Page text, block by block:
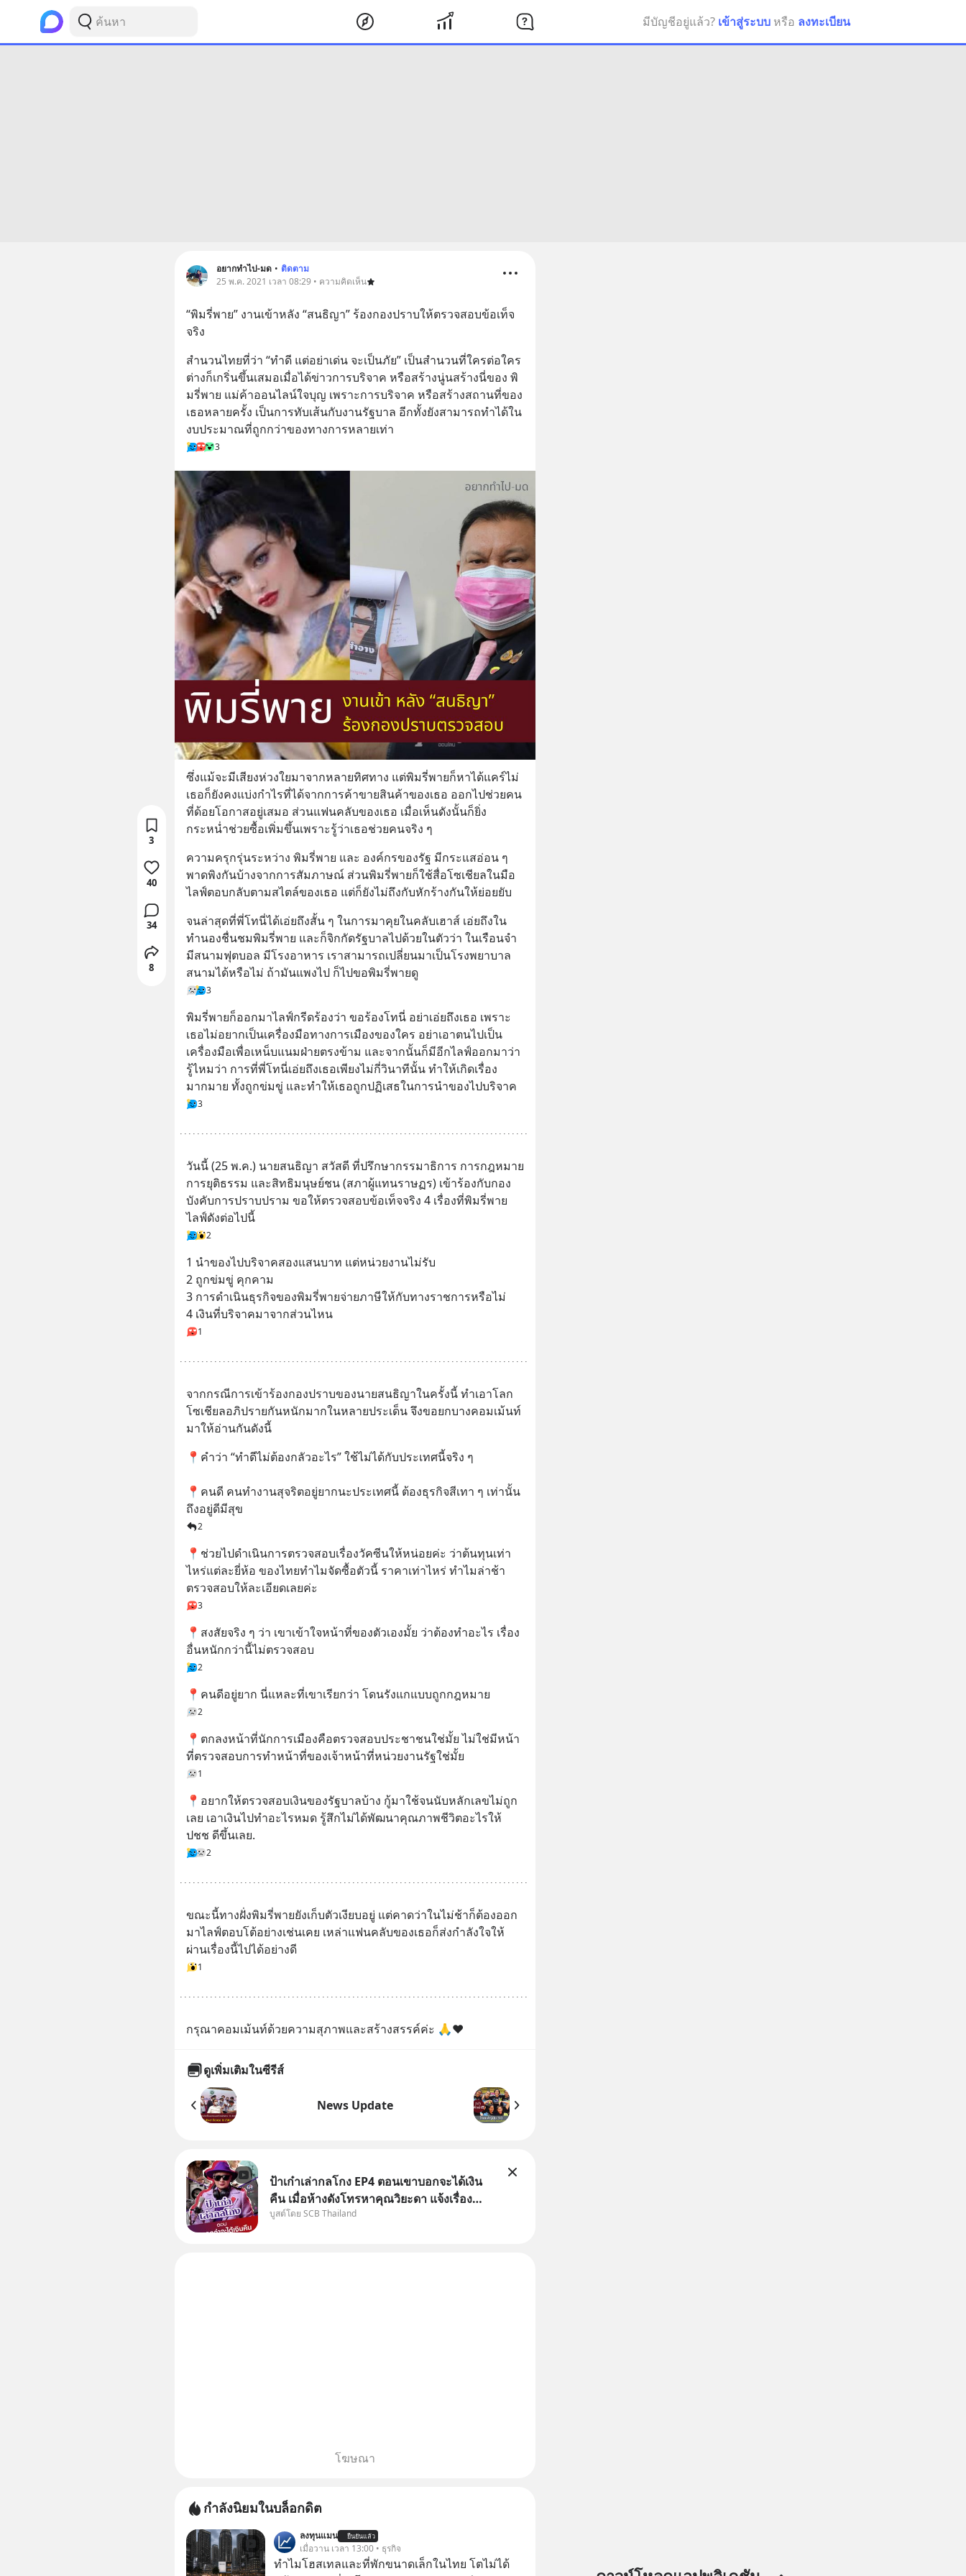
มีบัญชีอยู่แล้ว? เข้าสู่ระบบ หรือ ลงทะเบียน
อยากทำไป-มด • ติดตาม
25 พ.ค. 2021 เวลา 08:29 • ความคิดเห็น
“พิมรี่พาย” งานเข้าหลัง “สนธิญา” ร้องกองปราบให้ตรวจสอบข้อเท็จ
จริง
สำนวนไทยที่ว่า “ทำดี แต่อย่าเด่น จะเป็นภัย” เป็นสำนวนที่ใครต่อใคร
ต่างก็เกริ่นขึ้นเสมอเมื่อได้ข่าวการบริจาค หรือสร้างนู่นสร้างนี่ของ พิ
มรี่พาย แม่ค้าออนไลน์ใจบุญ เพราะการบริจาค หรือสร้างสถานที่ของ
เธอหลายครั้ง เป็นการทับเส้นกับงานรัฐบาล อีกทั้งยังสามารถทำได้ใน
งบประมาณที่ถูกกว่าของทางการหลายเท่า
3
ซึ่งแม้จะมีเสียงห่วงใยมาจากหลายทิศทาง แต่พิมรี่พายก็หาได้แคร์ไม่
เธอก็ยังคงแบ่งกำไรที่ได้จากการค้าขายสินค้าของเธอ ออกไปช่วยคน
ที่ด้อยโอกาสอยู่เสมอ ส่วนแฟนคลับของเธอ เมื่อเห็นดังนั้นก็ยิ่ง
กระหน่ำช่วยซื้อเพิ่มขึ้นเพราะรู้ว่าเธอช่วยคนจริง ๆ
ความครุกรุ่นระหว่าง พิมรี่พาย และ องค์กรของรัฐ มีกระแสอ่อน ๆ
พาดพิงกันบ้างจากการสัมภาษณ์ ส่วนพิมรี่พายก็ใช้สื่อโซเชียลในมือ
ไลฟ์ตอบกลับตามสไตล์ของเธอ แต่ก็ยังไม่ถึงกับหักร้างกันให้ย่อยยับ
จนล่าสุดที่พี่โทนี่ได้เอ่ยถึงสั้น ๆ ในการมาคุยในคลับเฮาส์ เอ่ยถึงใน
ทำนองชื่นชมพิมรี่พาย และก็จิกกัดรัฐบาลไปด้วยในตัวว่า ในเรือนจำ
มีสนามฟุตบอล มีโรงอาหาร เราสามารถเปลี่ยนมาเป็นโรงพยาบาล
สนามได้หรือไม่ ถ้ามันแพงไป ก็ไปขอพิมรี่พายดู
3
พิมรี่พายก็ออกมาไลฟ์กรีดร้องว่า ขอร้องโทนี่ อย่าเอ่ยถึงเธอ เพราะ
เธอไม่อยากเป็นเครื่องมือทางการเมืองของใคร อย่าเอาตนไปเป็น
เครื่องมือเพื่อเหน็บแนมฝ่ายตรงข้าม และจากนั้นก็มีอีกไลฟ์ออกมาว่า
รู้ไหมว่า การที่พี่โทนี่เอ่ยถึงเธอเพียงไม่กี่วินาทีนั้น ทำให้เกิดเรื่อง
มากมาย ทั้งถูกข่มขู่ และทำให้เธอถูกปฏิเสธในการนำของไปบริจาค
3
วันนี้ (25 พ.ค.) นายสนธิญา สวัสดี ที่ปรึกษากรรมาธิการ การกฎหมาย
การยุติธรรม และสิทธิมนุษย์ชน (สภาผู้แทนราษฏร) เข้าร้องกับกอง
บังคับการปราบปราม ขอให้ตรวจสอบข้อเท็จจริง 4 เรื่องที่พิมรี่พาย
ไลฟ์ดังต่อไปนี้
2
1 นำของไปบริจาคสองแสนบาท แต่หน่วยงานไม่รับ
2 ถูกข่มขู่ คุกคาม
3 การดำเนินธุรกิจของพิมรี่พายจ่ายภาษีให้กับทางราชการหรือไม่
4 เงินที่บริจาคมาจากส่วนไหน
1
จากกรณีการเข้าร้องกองปราบของนายสนธิญาในครั้งนี้ ทำเอาโลก
โซเชียลอภิปรายกันหนักมากในหลายประเด็น จึงขอยกบางคอมเม้นท์
มาให้อ่านกันดังนี้
📍คำว่า “ทำดีไม่ต้องกลัวอะไร” ใช้ไม่ได้กับประเทศนี้จริง ๆ
📍คนดี คนทำงานสุจริตอยู่ยากนะประเทศนี้ ต้องธุรกิจสีเทา ๆ เท่านั้น
ถึงอยู่ดีมีสุข
2
📍ช่วยไปดำเนินการตรวจสอบเรื่องวัคซีนให้หน่อยค่ะ ว่าต้นทุนเท่า
ไหร่แต่ละยี่ห้อ ของไทยทำไมจัดซื้อตัวนี้ ราคาเท่าไหร่ ทำไมล่าช้า
ตรวจสอบให้ละเอียดเลยค่ะ
3
📍สงสัยจริง ๆ ว่า เขาเข้าใจหน้าที่ของตัวเองมั้ย ว่าต้องทำอะไร เรื่อง
อื่นหนักกว่านี้ไม่ตรวจสอบ
2
📍คนดีอยู่ยาก นี่แหละที่เขาเรียกว่า โดนรังแกแบบถูกกฎหมาย
2
📍ตกลงหน้าที่นักการเมืองคือตรวจสอบประชาชนใช่มั้ย ไม่ใช่มีหน้า
ที่ตรวจสอบการทำหน้าที่ของเจ้าหน้าที่หน่วยงานรัฐใช่มั้ย
1
📍อยากให้ตรวจสอบเงินของรัฐบาลบ้าง กู้มาใช้จนนับหลักเลขไม่ถูก
เลย เอาเงินไปทำอะไรหมด รู้สึกไม่ได้พัฒนาคุณภาพชีวิตอะไรให้
ปชช ดีขึ้นเลย.
2
ขณะนี้ทางฝั่งพิมรี่พายยังเก็บตัวเงียบอยู่ แต่คาดว่าในไม่ช้าก็ต้องออก
มาไลฟ์ตอบโต้อย่างเช่นเคย เหล่าแฟนคลับของเธอก็ส่งกำลังใจให้
ผ่านเรื่องนี้ไปได้อย่างดี
1
กรุณาคอมเม้นท์ด้วยความสุภาพและสร้างสรรค์ค่ะ 🙏❤️
ดูเพิ่มเติมในซีรีส์
News Update
3
40
34
8
ป้าเก๋าเล่ากลโกง EP4 ตอนเขาบอกจะได้เงิน
คืน เมื่อห้างดังโทรหาคุณวิยะดา แจ้งเรื่อง
เคลมสินค้าแล้วบอกว่าจะคืนเงิน คุณวิยะดาจะ
บูสต์โดย SCB Thailand
โฆษณา
กำลังนิยมในบล็อกดิต
ลงทุนแมน ยืนยันแล้ว
เมื่อวาน เวลา 13:00 • ธุรกิจ
ทำไมโฮสเทลและที่พักขนาดเล็กในไทย โตไม่ได้